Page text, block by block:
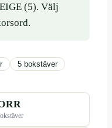
(5). Välj
5 bokstäver